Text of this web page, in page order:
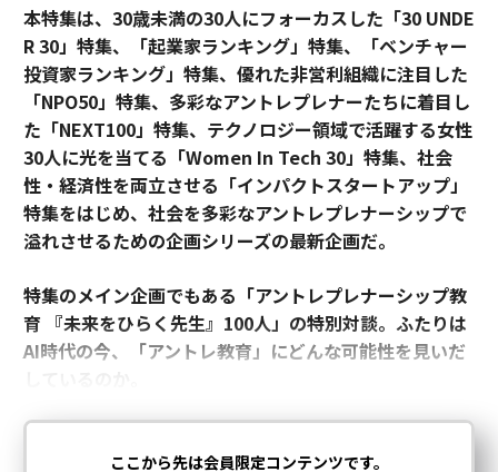
本特集は、30歳未満の30人にフォーカスした「30 UNDE
R 30」特集、「起業家ランキング」特集、「ベンチャー
投資家ランキング」特集、優れた非営利組織に注目した
「NPO50」特集、多彩なアントレプレナーたちに着目し
た「NEXT100」特集、テクノロジー領域で活躍する女性
30人に光を当てる「Women In Tech 30」特集、社会
性・経済性を両立させる「インパクトスタートアップ」
特集をはじめ、社会を多彩なアントレプレナーシップで
溢れさせるための企画シリーズの最新企画だ。
特集のメイン企画でもある「アントレプレナーシップ教
育 『未来をひらく先生』100人」の特別対談。ふたりは
AI時代の今、「アントレ教育」にどんな可能性を見いだ